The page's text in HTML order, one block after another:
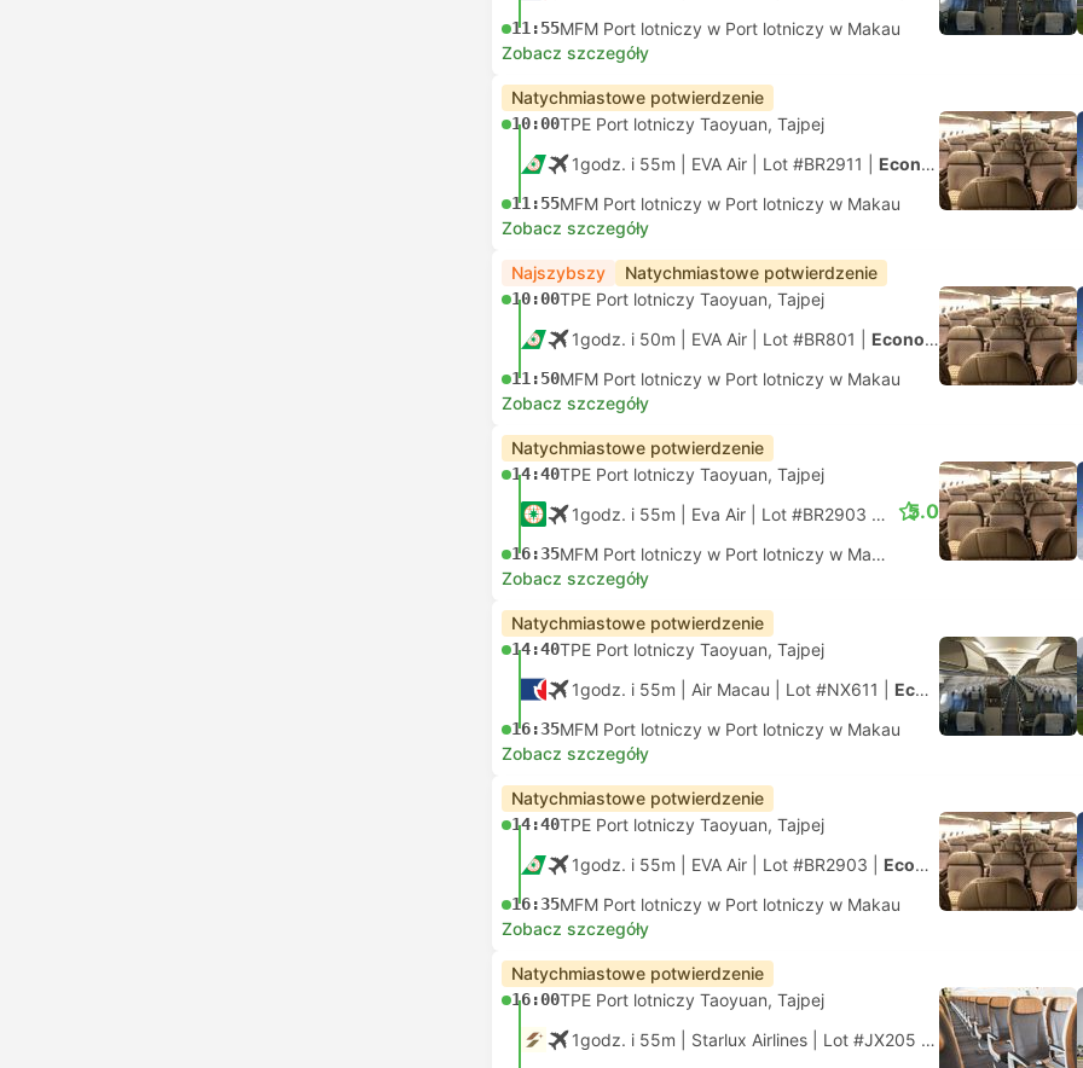
11:55MFM Port lotniczy w Port lotniczy w Makau
Zobacz szczegóły
Natychmiastowe potwierdzenie
10:00TPE Port lotniczy Taoyuan, Tajpej
1godz. i 55m | EVA Air Lot #BR2911 Economy
11:55MFM Port lotniczy w Port lotniczy w Makau
Zobacz szczegóły
Najszybszy Natychmiastowe potwierdzenie
10:00TPE Port lotniczy Taoyuan, Tajpej
1godz. i 50m | EVA Air Lot #BR801 Economy
11:50MFM Port lotniczy w Port lotniczy w Makau
Zobacz szczegóły
Natychmiastowe potwierdzenie
14:40TPE Port lotniczy Taoyuan, Tajpej
1godz. i 55m | Eva Air Lot #BR2903 Economy
16:35 MFM Port lotniczy w Port lotniczy w Makau
5.0
Zobacz szczegóły
Natychmiastowe potwierdzenie
14:40TPE Port lotniczy Taoyuan, Tajpej
1godz. i 55m | Air Macau Lot #NX611 Economy
16:35MFM Port lotniczy w Port lotniczy w Makau
Zobacz szczegóły
Natychmiastowe potwierdzenie
14:40TPE Port lotniczy Taoyuan, Tajpej
1godz. i 55m | EVA Air Lot #BR2903 Economy
16:35MFM Port lotniczy w Port lotniczy w Makau
Zobacz szczegóły
Natychmiastowe potwierdzenie
16:00TPE Port lotniczy Taoyuan, Tajpej
1godz. i 55m | Starlux Airlines Lot #JX205 Economy